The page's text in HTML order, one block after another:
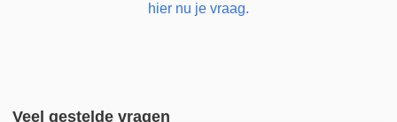
hier nu je vraag.
Veel gestelde vragen